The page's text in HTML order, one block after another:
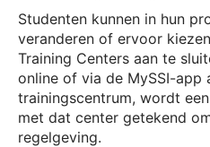
Studenten kunnen in hun
veranderen of ervoor
Training Centers aan te
online of via de MySSI-app
trainingscentrum, wordt
met dat center getekend
regelgeving.